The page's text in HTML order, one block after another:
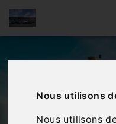
Nous utilisons
Nous utilisons